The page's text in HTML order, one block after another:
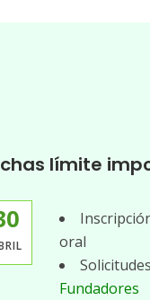
límite
oral
Fundadores